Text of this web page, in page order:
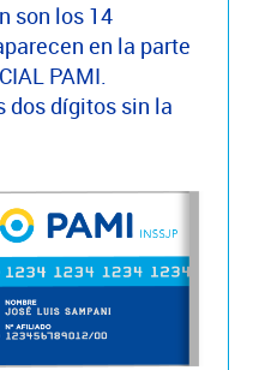
son los 14
en la parte
PAMI.
dos dígitos sin la